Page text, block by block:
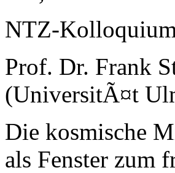
NTZ-
Prof. Dr. Frank
(UniversitÃ¤t
Die kosmische
als Fenster zum